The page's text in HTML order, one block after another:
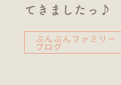
てきましたっ♪
ぶんぶんファミリー
ブログ